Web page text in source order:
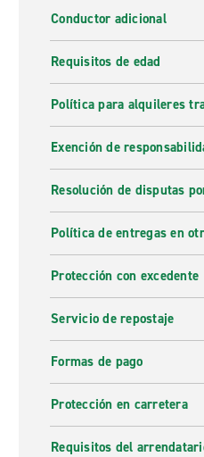
Enterprise ofrece una
elige lo que más se
¿Por qué alquilar con
Enterprise ofrece alquiler
conveniente. Ya sea para
necesidades. Ofreciendo
precio excelente y reserva
Alquiler de coche de un
¿Estás buscandoalquilar
pasajeros y furgonetas.
país o incluso para
Conductor adicional
Requisitos de edad
Política para alquileres
Exención de
Resolución de disputas
Política de entregas en
Protección con excedente
Servicio de repostaje
Formas de pago
Protección en carretera
Requisitos del